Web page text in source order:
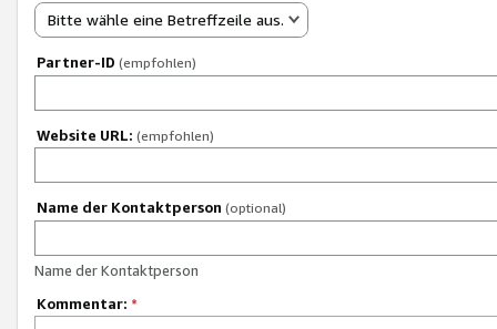
Bitte wähle eine Betreffzeile aus.
Partner-ID (empfohlen)
Website URL: (empfohlen)
Name der Kontaktperson (optional)
Name der Kontaktperson
Kommentar: *